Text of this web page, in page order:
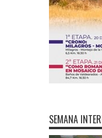
SEMANA